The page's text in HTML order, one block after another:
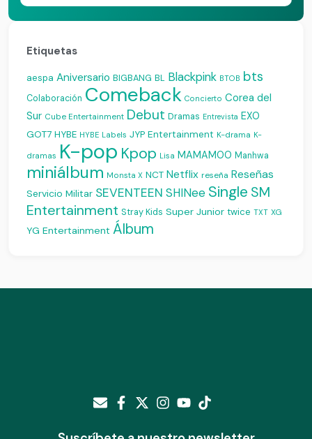
Etiquetas
aespa Aniversario BIGBANG BL Blackpink BTOB bts
Colaboración Comeback Concierto Corea del
Sur Cube Entertainment Debut Dramas Entrevista EXO
GOT7 HYBE HYBE Labels JYP Entertainment K-drama K-
dramas K-pop Kpop Lisa MAMAMOO Manhwa
miniálbum Monsta X NCT Netflix reseña Reseñas
Servicio Militar SEVENTEEN SHINee Single SM
Entertainment Stray Kids Super Junior twice TXT XG
YG Entertainment Álbum